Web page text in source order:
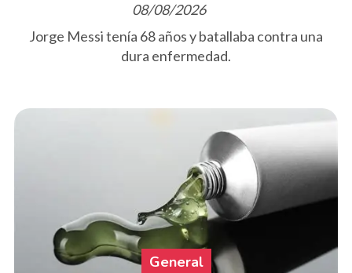
08/08/2026
Jorge Messi tenía 68 años y batallaba contra una
dura enfermedad.
General